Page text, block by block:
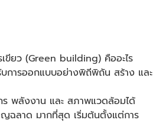
เขียว (Green building) คืออะไร
บการออกแบบอย่างพิถีพิถัน สร้าง และ
ร พลังงาน และ สภาพแวดล้อมได้
ญฉลาด มากที่สุด เริ่มต้นตั้งแต่การ